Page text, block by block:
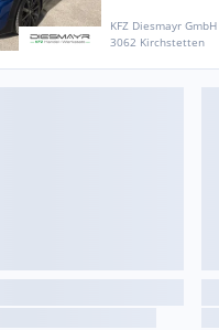
KFZ Diesmayr GmbH
3062 Kirchstetten